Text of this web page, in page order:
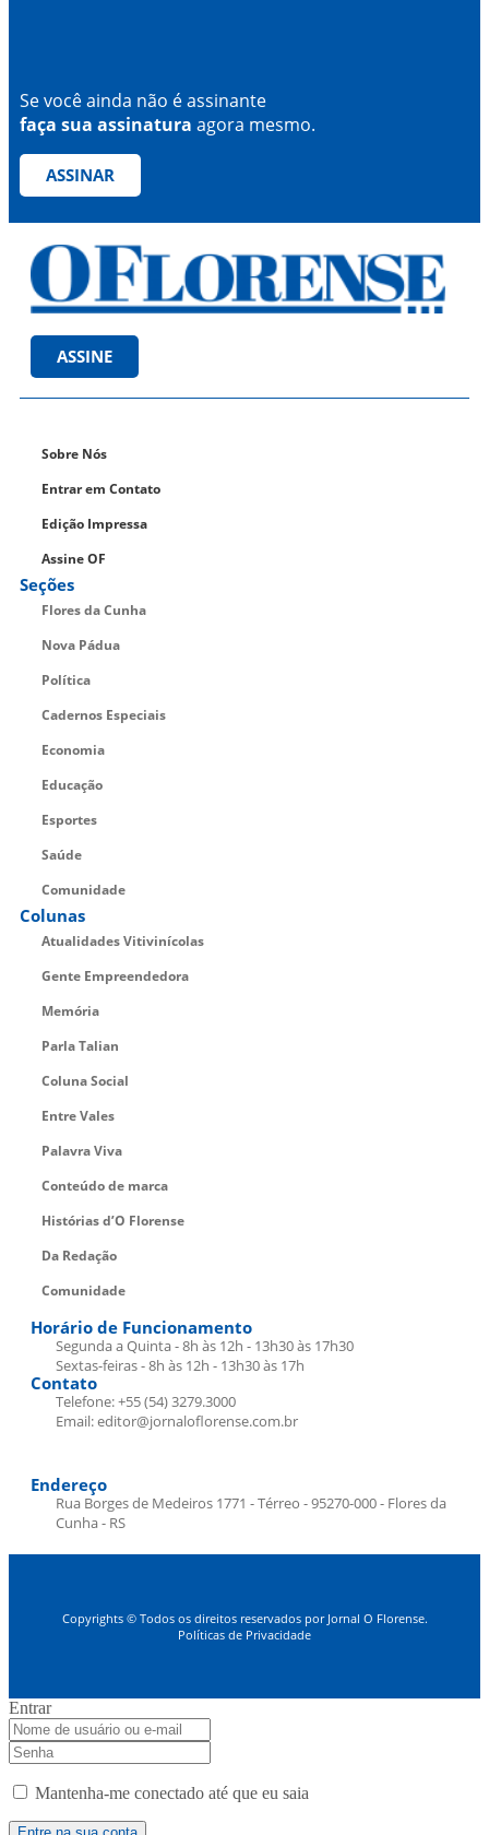
Se você ainda não é assinante
faça sua assinatura agora mesmo.
ASSINAR
ASSINE
Sobre Nós
Entrar em Contato
Edição Impressa
Assine OF
Seções
Flores da Cunha
Nova Pádua
Política
Cadernos Especiais
Economia
Educação
Esportes
Saúde
Comunidade
Colunas
Atualidades Vitivinícolas
Gente Empreendedora
Memória
Parla Talian
Coluna Social
Entre Vales
Palavra Viva
Conteúdo de marca
Histórias d’O Florense
Da Redação
Comunidade
Horário de Funcionamento
Segunda a Quinta - 8h às 12h - 13h30 às 17h30
Sextas-feiras - 8h às 12h - 13h30 às 17h
Contato
Telefone: +55 (54) 3279.3000
Email: editor@jornaloflorense.com.br
Endereço
Rua Borges de Medeiros 1771 - Térreo - 95270-000 - Flores da
Cunha - RS
Copyrights © Todos os direitos reservados por Jornal O Florense.
Políticas de Privacidade
Entrar
Mantenha-me conectado até que eu saia